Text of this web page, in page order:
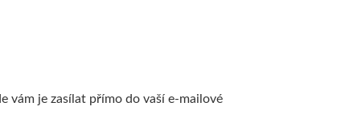
vám je zasílat přímo do vaší e-mailové